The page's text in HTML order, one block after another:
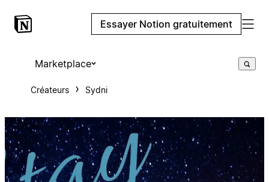
Essayer Notion gratuitement
Marketplace
Créateurs Sydni